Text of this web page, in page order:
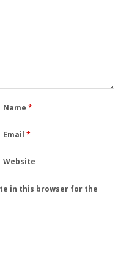
Name *
Email *
Website
in this browser for the